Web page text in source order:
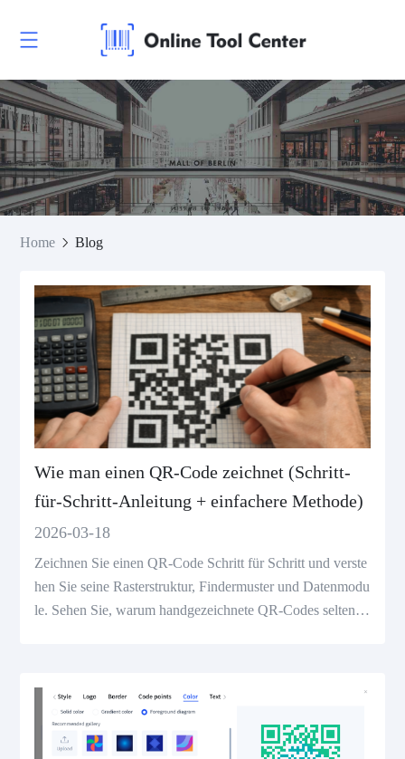
Home Blog
Wie man einen QR-Code zeichnet (Schritt-
für-Schritt-Anleitung + einfachere Methode)
2026-03-18
Zeichnen Sie einen QR-Code Schritt für Schritt und verste
hen Sie seine Rasterstruktur, Findermuster und Datenmodu
le. Sehen Sie, warum handgezeichnete QR-Codes selten g